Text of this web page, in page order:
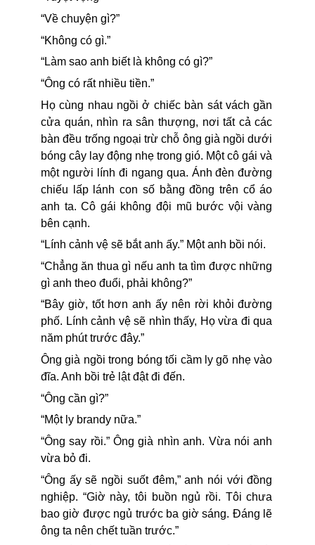
“Về chuyện gì?”
“Không có gì.”
“Làm sao anh biết là không có gì?”
“Ông có rất nhiều tiền.”
Họ cùng nhau ngồi ở chiếc bàn sát vách gần
cửa quán, nhìn ra sân thượng, nơi tất cả các
bàn đều trống ngoại trừ chỗ ông già ngồi dưới
bóng cây lay động nhẹ trong gió. Một cô gái và
một người lính đi ngang qua. Ánh đèn đường
chiếu lấp lánh con số bằng đồng trên cổ áo
anh ta. Cô gái không đội mũ bước vội vàng
bên cạnh.
“Lính cảnh vệ sẽ bắt anh ấy.” Một anh bồi nói.
“Chẳng ăn thua gì nếu anh ta tìm được những
gì anh theo đuổi, phải không?”
“Bây giờ, tốt hơn anh ấy nên rời khỏi đường
phố. Lính cảnh vệ sẽ nhìn thấy, Họ vừa đi qua
năm phút trước đây.”
Ông già ngồi trong bóng tối cầm ly gõ nhẹ vào
đĩa. Anh bồi trẻ lật đật đi đến.
“Ông cần gì?”
“Một ly brandy nữa.”
“Ông say rồi.” Ông già nhìn anh. Vừa nói anh
vừa bỏ đi.
“Ông ấy sẽ ngồi suốt đêm,” anh nói với đồng
nghiệp. “Giờ này, tôi buồn ngủ rồi. Tôi chưa
bao giờ được ngủ trước ba giờ sáng. Đáng lẽ
ông ta nên chết tuần trước.”